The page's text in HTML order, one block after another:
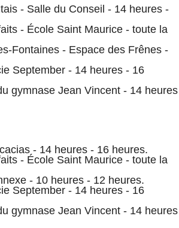
- Salle du Conseil - 14 heures -
- École Saint Maurice - toute la
Fontaines - Espace des Frênes -
September - 14 heures - 16
gymnase Jean Vincent - 14 heures
- 14 heures - 16 heures.
- École Saint Maurice - toute la
- 10 heures - 12 heures.
September - 14 heures - 16
gymnase Jean Vincent - 14 heures